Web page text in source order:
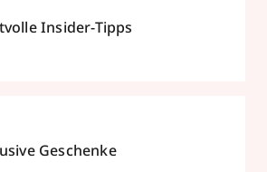
Insider-Tipps
Geschenke